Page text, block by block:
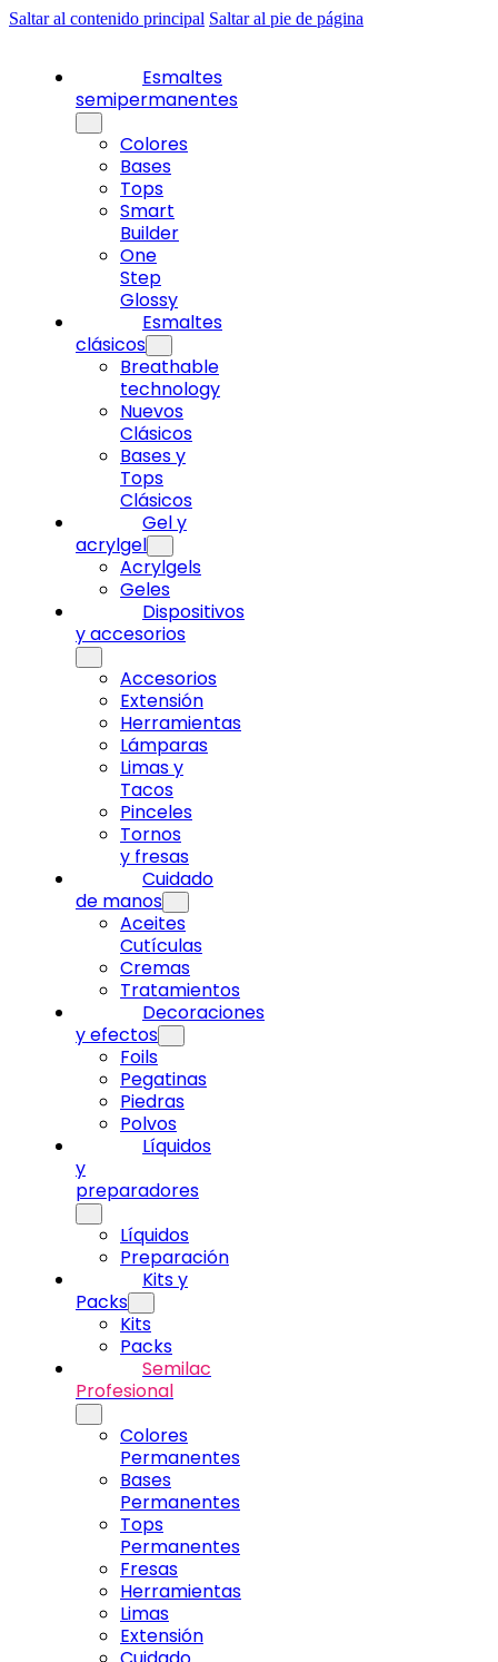
Saltar al contenido principal Saltar al pie de página
Esmaltes
semipermanentes
Colores
Bases
Tops
Smart
Builder
One
Step
Glossy
Esmaltes
clásicos
Breathable
technology
Nuevos
Clásicos
Bases y
Tops
Clásicos
Gel y
acrylgel
Acrylgels
Geles
Dispositivos
y accesorios
Accesorios
Extensión
Herramientas
Lámparas
Limas y
Tacos
Pinceles
Tornos
y fresas
Cuidado
de manos
Aceites
Cutículas
Cremas
Tratamientos
Decoraciones
y efectos
Foils
Pegatinas
Piedras
Polvos
Líquidos
y
preparadores
Líquidos
Preparación
Kits y
Packs
Kits
Packs
Semilac
Profesional
Colores
Permanentes
Bases
Permanentes
Tops
Permanentes
Fresas
Herramientas
Limas
Extensión